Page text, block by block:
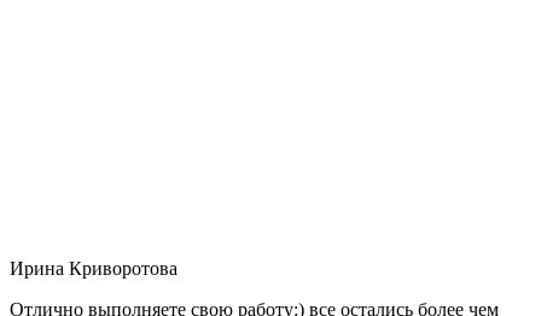
Ирина Криворотова
Отлично выполняете свою работу:) все остались более чем